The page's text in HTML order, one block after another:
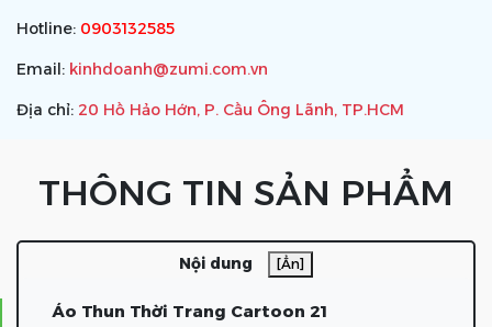
Hotline: 0903132585
Email: kinhdoanh@zumi.com.vn
Địa chỉ: 20 Hồ Hảo Hớn, P. Cầu Ông Lãnh, TP.HCM
THÔNG TIN SẢN PHẨM
Nội dung [Ẩn]
Áo Thun Thời Trang Cartoon 21